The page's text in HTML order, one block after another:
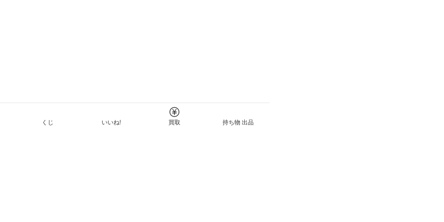
くじ いいね! 買取 持ち物 出品